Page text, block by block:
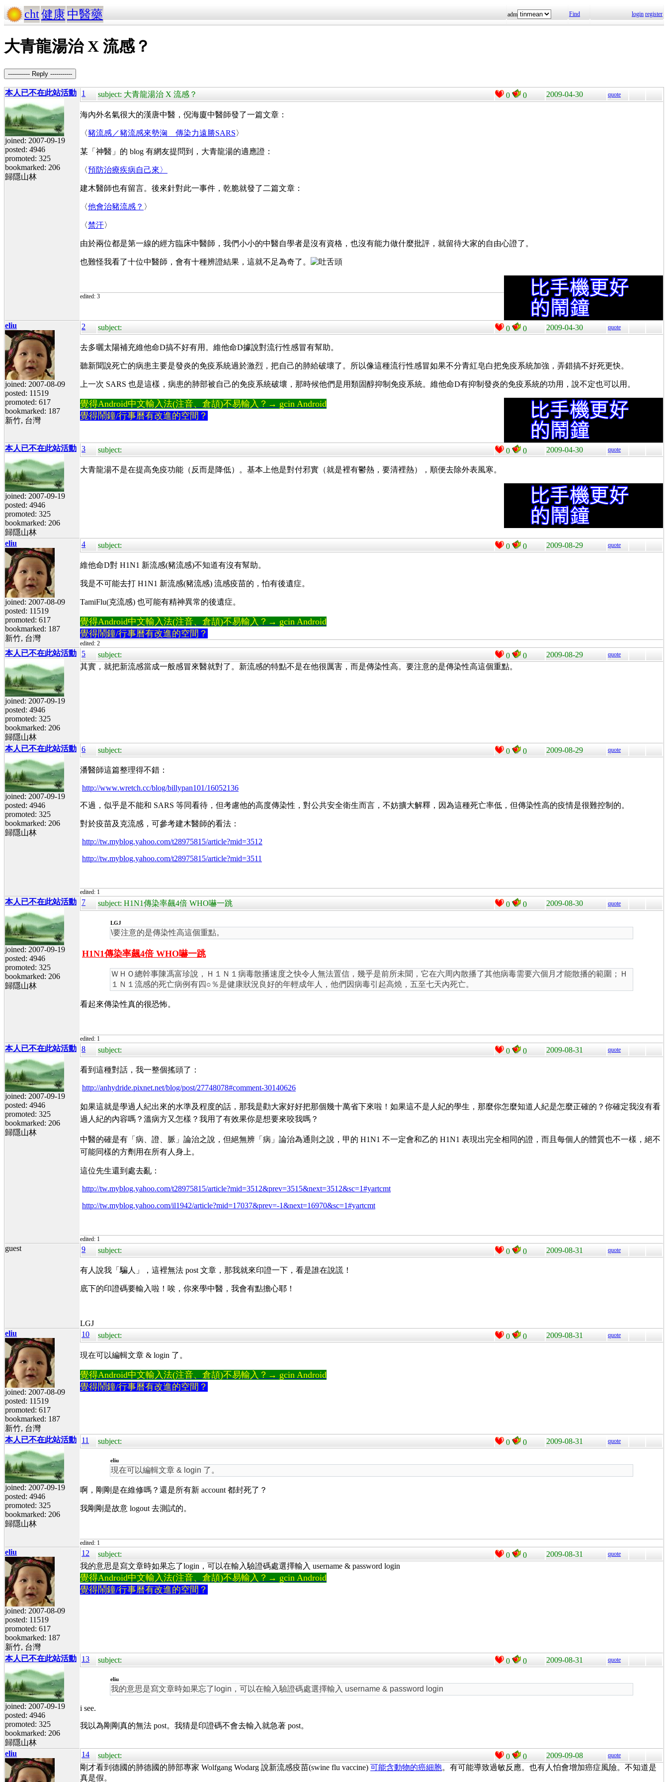
cht健康 中醫藥 adm Find login register
大青龍湯治 X 流感？
----------- Reply -----------
本人已不在此站活動
joined: 2007-09-19
posted: 4946
promoted: 325
bookmarked: 206
歸隱山林
1 subject: 大青龍湯治 X 流感？ 0 0 2009-04-30 quote
海內外名氣很大的漢唐中醫，倪海廈中醫師發了一篇文章：
〈豬流感／豬流感來勢洶 傳染力遠勝SARS〉
某「神醫」的 blog 有網友提問到，大青龍湯的適應證：
〈預防治療疾病自己來〉
建木醫師也有留言。後來針對此一事件，乾脆就發了二篇文章：
〈他會治豬流感？ 〉
〈禁汗〉
由於兩位都是第一線的經方臨床中醫師，我們小小的中醫自學者是沒有資格，也沒有能力做什麼批評，就留待大家的自由心證了。
也難怪我看了十位中醫師，會有十種辨證結果，這就不足為奇了。
edited: 3
eliu
joined: 2007-08-09
posted: 11519
promoted: 617
bookmarked: 187
新竹, 台灣
2 subject: 0 0 2009-04-30 quote
去多曬太陽補充維他命D搞不好有用。維他命D據說對流行性感冒有幫助。
聽新聞說死亡的病患主要是發炎的免疫系統過於激烈，把自己的肺給破壞了。所以像這種流行性感冒如果不分青紅皂白把免疫系統加強，弄錯搞不好死更快。
上一次 SARS 也是這樣，病患的肺部被自己的免疫系統破壞，那時候他們是用類固醇抑制免疫系統。維他命D有抑制發炎的免疫系統的功用，說不定也可以用。
覺得Android中文輸入法(注音、倉頡)不易輸入？→ gcin Android
覺得鬧鐘/行事曆有改進的空間？
本人已不在此站活動
joined: 2007-09-19
posted: 4946
promoted: 325
bookmarked: 206
歸隱山林
3 subject: 0 0 2009-04-30 quote
大青龍湯不是在提高免疫功能（反而是降低）。基本上他是對付邪實（就是裡有鬱熱，要清裡熱），順便去除外表風寒。
eliu
joined: 2007-08-09
posted: 11519
promoted: 617
bookmarked: 187
新竹, 台灣
4 subject: 0 0 2009-08-29 quote
維他命D對 H1N1 新流感(豬流感)不知道有沒有幫助。
我是不可能去打 H1N1 新流感(豬流感) 流感疫苗的，怕有後遺症。
TamiFlu(克流感) 也可能有精神異常的後遺症。
覺得Android中文輸入法(注音、倉頡)不易輸入？→ gcin Android
覺得鬧鐘/行事曆有改進的空間？
edited: 2
本人已不在此站活動
joined: 2007-09-19
posted: 4946
promoted: 325
bookmarked: 206
歸隱山林
5 subject: 0 0 2009-08-29 quote
其實，就把新流感當成一般感冒來醫就對了。新流感的特點不是在他很厲害，而是傳染性高。要注意的是傳染性高這個重點。
本人已不在此站活動
joined: 2007-09-19
posted: 4946
promoted: 325
bookmarked: 206
歸隱山林
6 subject: 0 0 2009-08-29 quote
潘醫師這篇整理得不錯：
http://www.wretch.cc/blog/billypan101/16052136
不過，似乎是不能和 SARS 等同看待，但考慮他的高度傳染性，對公共安全衛生而言，不妨擴大解釋，因為這種死亡率低，但傳染性高的疫情是很難控制的。
對於疫苗及克流感，可參考建木醫師的看法：
http://tw.myblog.yahoo.com/t28975815/article?mid=3512
http://tw.myblog.yahoo.com/t28975815/article?mid=3511
edited: 1
本人已不在此站活動
joined: 2007-09-19
posted: 4946
promoted: 325
bookmarked: 206
歸隱山林
7 subject: H1N1傳染率飆4倍 WHO嚇一跳 0 0 2009-08-30 quote
LGJ
\要注意的是傳染性高這個重點。
H1N1傳染率飆4倍 WHO嚇一跳
ＷＨＯ總幹事陳馮富珍說，Ｈ１Ｎ１病毒散播速度之快令人無法置信，幾乎是前所未聞，它在六周內散播了其他病毒需要六個月才能散播的範圍；Ｈ
１Ｎ１流感的死亡病例有四○％是健康狀況良好的年輕成年人，他們因病毒引起高燒，五至七天內死亡。
看起來傳染性真的很恐怖。
edited: 1
本人已不在此站活動
joined: 2007-09-19
posted: 4946
promoted: 325
bookmarked: 206
歸隱山林
8 subject: 0 0 2009-08-31 quote
看到這種對話，我一整個搖頭了：
http://anhydride.pixnet.net/blog/post/27748078#comment-30140626
如果這就是學過人紀出來的水準及程度的話，那我是勸大家好好把那個幾十萬省下來啦！如果這不是人紀的學生，那麼你怎麼知道人紀是怎麼正確的？你確定我沒有看
過人紀的內容嗎？溫病方又怎樣？我用了有效果你是想要來咬我嗎？
中醫的確是有「病、證、脈」論治之說，但絕無辨「病」論治為通則之說，甲的 H1N1 不一定會和乙的 H1N1 表現出完全相同的證，而且每個人的體質也不一樣，絕不
可能同樣的方劑用在所有人身上。
這位先生還到處去亂：
http://tw.myblog.yahoo.com/t28975815/article?mid=3512&prev=3515&next=3512&sc=1#yartcmt
http://tw.myblog.yahoo.com/il1942/article?mid=17037&prev=-1&next=16970&sc=1#yartcmt
edited: 1
guest 9 subject: 0 0 2009-08-31 quote
有人說我「騙人」，這裡無法 post 文章，那我就來印證一下，看是誰在說謊！
底下的印證碼要輸入啦！唉，你來學中醫，我會有點擔心耶！
LGJ
eliu
joined: 2007-08-09
posted: 11519
promoted: 617
bookmarked: 187
新竹, 台灣
10 subject: 0 0 2009-08-31 quote
現在可以編輯文章 & login 了。
覺得Android中文輸入法(注音、倉頡)不易輸入？→ gcin Android
覺得鬧鐘/行事曆有改進的空間？
本人已不在此站活動
joined: 2007-09-19
posted: 4946
promoted: 325
bookmarked: 206
歸隱山林
11 subject: 0 0 2009-08-31 quote
eliu
現在可以編輯文章 & login 了。
啊，剛剛是在維修嗎？還是所有新 account 都封死了？
我剛剛是故意 logout 去測試的。
edited: 1
eliu
joined: 2007-08-09
posted: 11519
promoted: 617
bookmarked: 187
新竹, 台灣
12 subject: 0 0 2009-08-31 quote
我的意思是寫文章時如果忘了login，可以在輸入驗證碼處選擇輸入 username & password login
覺得Android中文輸入法(注音、倉頡)不易輸入？→ gcin Android
覺得鬧鐘/行事曆有改進的空間？
本人已不在此站活動
joined: 2007-09-19
posted: 4946
promoted: 325
bookmarked: 206
歸隱山林
13 subject: 0 0 2009-08-31 quote
eliu
我的意思是寫文章時如果忘了login，可以在輸入驗證碼處選擇輸入 username & password login
i see.
我以為剛剛真的無法 post。我猜是印證碼不會去輸入就急著 post。
eliu 14 subject: 0 0 2009-09-08 quote
剛才看到德國的肺德國的肺部專家 Wolfgang Wodarg 說新流感疫苗(swine flu vaccine) 可能含動物的癌細胞。有可能導致過敏反應。也有人怕會增加癌症風險。不知道是
真是假。